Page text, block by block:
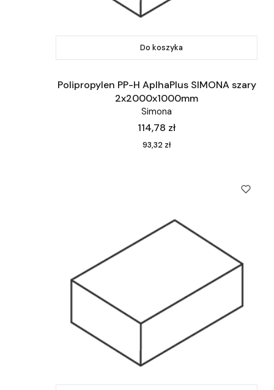
Do koszyka
Polipropylen PP-H AplhaPlus SIMONA szary
2x2000x1000mm
Simona
Cena
114,78 zł
Cena
93,32 zł